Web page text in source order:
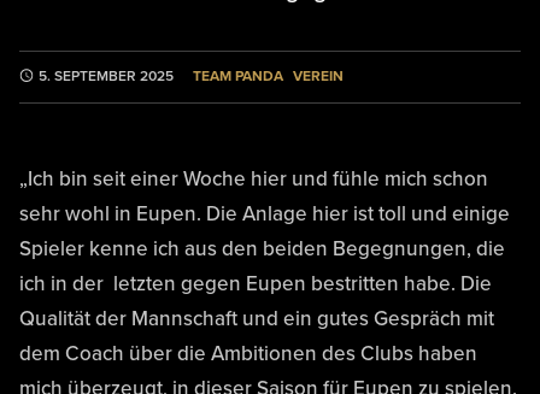
5. SEPTEMBER 2025 TEAM PANDA VEREIN
„Ich bin seit einer Woche hier und fühle mich schon
sehr wohl in Eupen. Die Anlage hier ist toll und einige
Spieler kenne ich aus den beiden Begegnungen, die
ich in der letzten gegen Eupen bestritten habe. Die
Qualität der Mannschaft und ein gutes Gespräch mit
dem Coach über die Ambitionen des Clubs haben
mich überzeugt, in dieser Saison für Eupen zu spielen.